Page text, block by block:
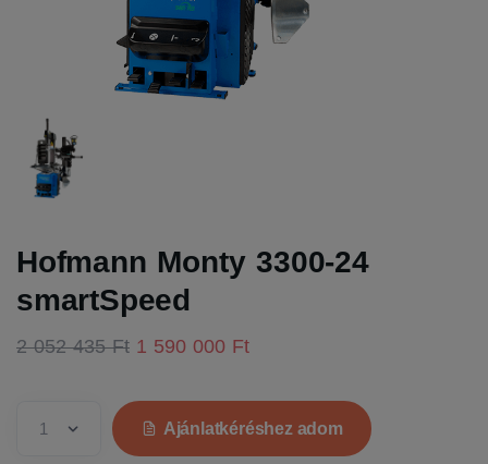
Hofmann Monty 3300-24
smartSpeed
2 052 435 Ft 1 590 000 Ft
Ajánlatkéréshez adom